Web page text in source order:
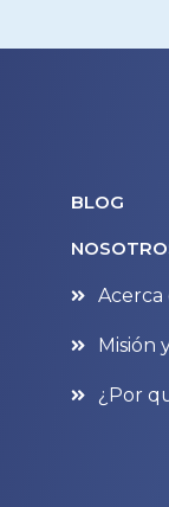
BLOG
Acerca
Misión
¿Por